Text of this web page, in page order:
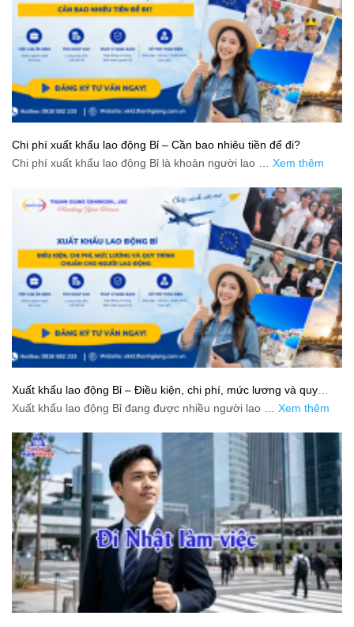
Chi phí xuất khẩu lao động Bỉ – Cần bao nhiêu tiền để đi?
Chi phí xuất khẩu lao động Bỉ là khoản người lao … Xem thêm
Xuất khẩu lao động Bỉ – Điều kiện, chi phí, mức lương và quy
trình chuẩn cho người lao động
Xuất khẩu lao động Bỉ đang được nhiều người lao … Xem thêm